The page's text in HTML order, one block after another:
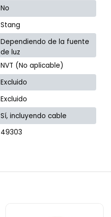
No
Stang
Dependiendo de la fuente
de luz
NVT (No aplicable)
Excluido
Excluido
Sí, incluyendo cable
49303